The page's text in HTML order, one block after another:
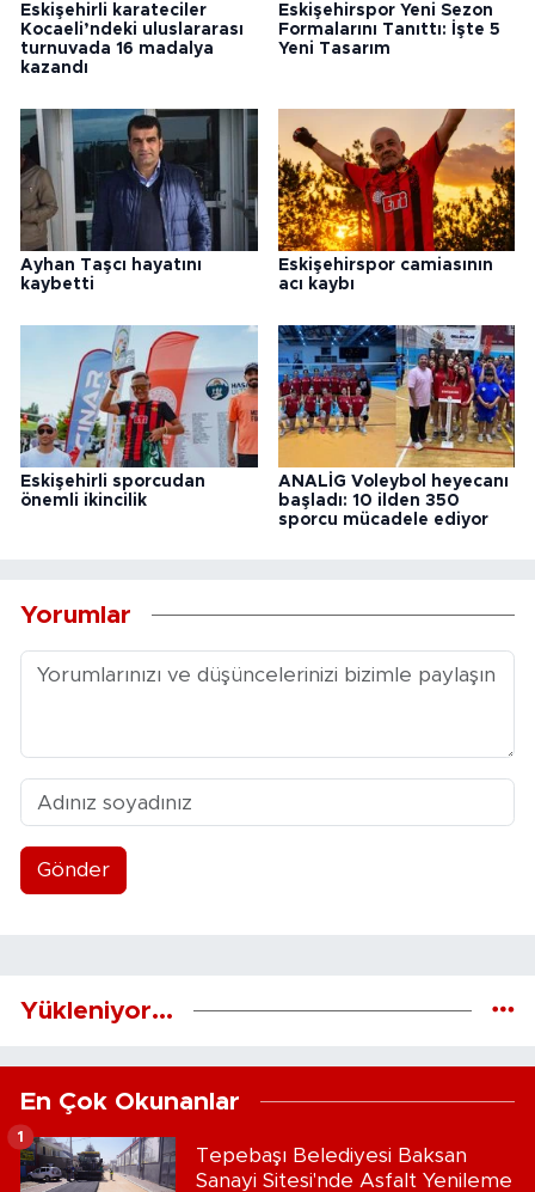
Eskişehirli karateciler
Kocaeli’ndeki uluslararası
turnuvada 16 madalya
kazandı
Eskişehirspor Yeni Sezon
Formalarını Tanıttı: İşte 5
Yeni Tasarım
Ayhan Taşcı hayatını
kaybetti
Eskişehirspor camiasının
acı kaybı
Eskişehirli sporcudan
önemli ikincilik
ANALİG Voleybol heyecanı
başladı: 10 ilden 350
sporcu mücadele ediyor
Yorumlar
Gönder
Yükleniyor...
En Çok Okunanlar
Tepebaşı Belediyesi Baksan
Sanayi Sitesi'nde Asfalt Yenileme
1